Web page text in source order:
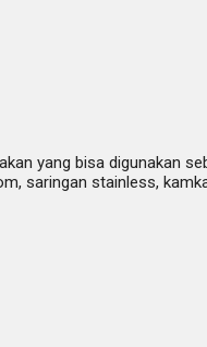
yang bisa digunakan
saringan stainless,